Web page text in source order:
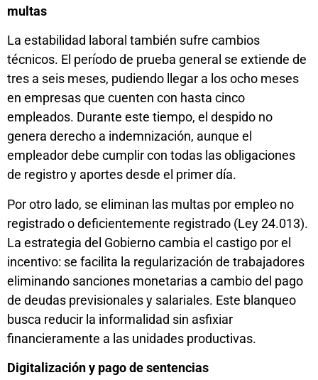
multas
La estabilidad laboral también sufre cambios
técnicos. El período de prueba general se extiende de
tres a seis meses, pudiendo llegar a los ocho meses
en empresas que cuenten con hasta cinco
empleados. Durante este tiempo, el despido no
genera derecho a indemnización, aunque el
empleador debe cumplir con todas las obligaciones
de registro y aportes desde el primer día.
Por otro lado, se eliminan las multas por empleo no
registrado o deficientemente registrado (Ley 24.013).
La estrategia del Gobierno cambia el castigo por el
incentivo: se facilita la regularización de trabajadores
eliminando sanciones monetarias a cambio del pago
de deudas previsionales y salariales. Este blanqueo
busca reducir la informalidad sin asfixiar
financieramente a las unidades productivas.
Digitalización y pago de sentencias